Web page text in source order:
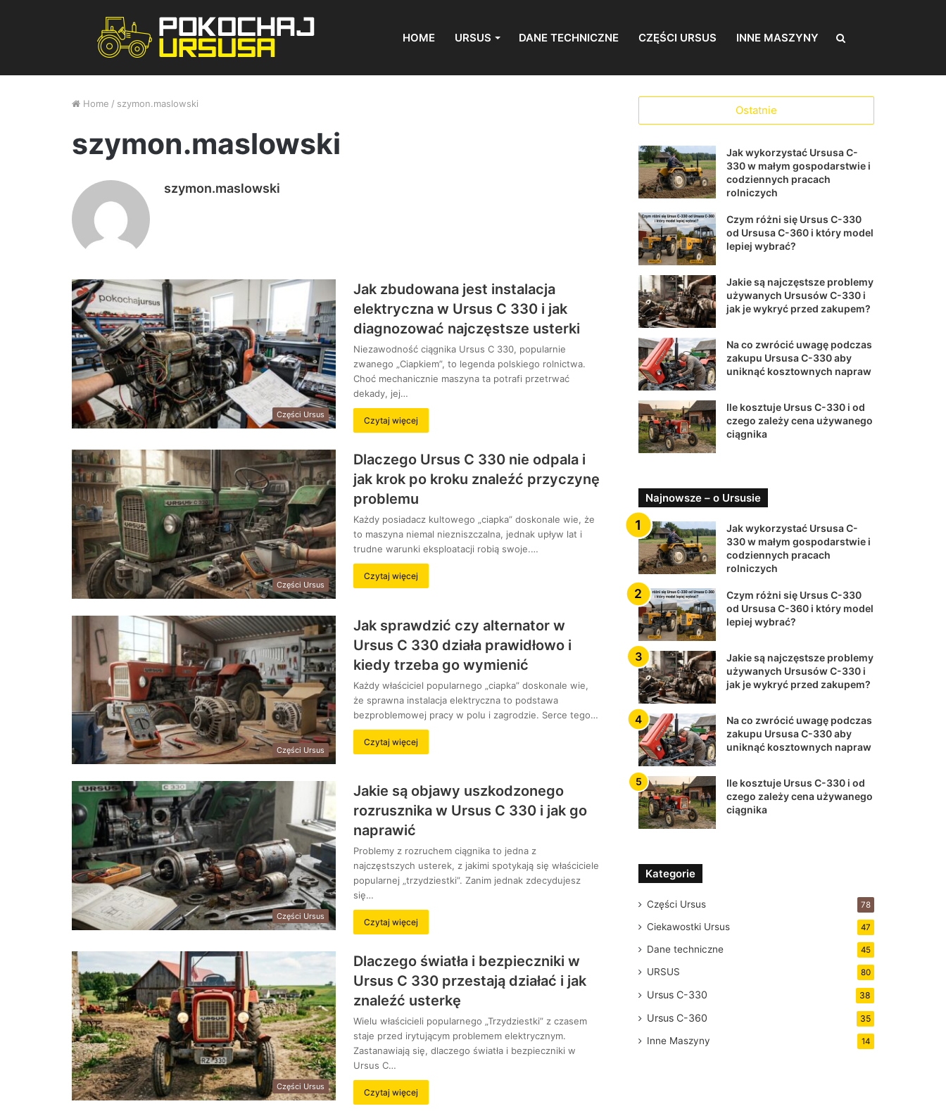
HOME URSUS DANE TECHNICZNE CZĘŚCI URSUS INNE MASZYNY
Home / szymon.maslowski
szymon.maslowski
szymon.maslowski
Części Ursus
Jak zbudowana jest instalacja
elektryczna w Ursus C 330 i jak
diagnozować najczęstsze usterki
Niezawodność ciągnika Ursus C 330, popularnie
zwanego „Ciapkiem”, to legenda polskiego rolnictwa.
Choć mechanicznie maszyna ta potrafi przetrwać
dekady, jej…
Czytaj więcej
Części Ursus
Dlaczego Ursus C 330 nie odpala i
jak krok po kroku znaleźć przyczynę
problemu
Każdy posiadacz kultowego „ciapka” doskonale wie, że
to maszyna niemal niezniszczalna, jednak upływ lat i
trudne warunki eksploatacji robią swoje.…
Czytaj więcej
Części Ursus
Jak sprawdzić czy alternator w
Ursus C 330 działa prawidłowo i
kiedy trzeba go wymienić
Każdy właściciel popularnego „ciapka” doskonale wie,
że sprawna instalacja elektryczna to podstawa
bezproblemowej pracy w polu i zagrodzie. Serce tego…
Czytaj więcej
Części Ursus
Jakie są objawy uszkodzonego
rozrusznika w Ursus C 330 i jak go
naprawić
Problemy z rozruchem ciągnika to jedna z
najczęstszych usterek, z jakimi spotykają się właściciele
popularnej „trzydziestki”. Zanim jednak zdecydujesz
się…
Czytaj więcej
Części Ursus
Dlaczego światła i bezpieczniki w
Ursus C 330 przestają działać i jak
znaleźć usterkę
Wielu właścicieli popularnego „Trzydziestki” z czasem
staje przed irytującym problemem elektrycznym.
Zastanawiają się, dlaczego światła i bezpieczniki w
Ursus C…
Czytaj więcej
Ostatnie
Jak wykorzystać Ursusa C-
330 w małym gospodarstwie i
codziennych pracach
rolniczych
Czym różni się Ursus C-330
od Ursusa C-360 i który model
lepiej wybrać?
Jakie są najczęstsze problemy
używanych Ursusów C-330 i
jak je wykryć przed zakupem?
Na co zwrócić uwagę podczas
zakupu Ursusa C-330 aby
uniknąć kosztownych napraw
Ile kosztuje Ursus C-330 i od
czego zależy cena używanego
ciągnika
Najnowsze – o Ursusie
Jak wykorzystać Ursusa C-
330 w małym gospodarstwie i
codziennych pracach
rolniczych
Czym różni się Ursus C-330
od Ursusa C-360 i który model
lepiej wybrać?
Jakie są najczęstsze problemy
używanych Ursusów C-330 i
jak je wykryć przed zakupem?
Na co zwrócić uwagę podczas
zakupu Ursusa C-330 aby
uniknąć kosztownych napraw
Ile kosztuje Ursus C-330 i od
czego zależy cena używanego
ciągnika
Kategorie
Części Ursus 78
Ciekawostki Ursus 47
Dane techniczne 45
URSUS 80
Ursus C-330 38
Ursus C-360 35
Inne Maszyny 14